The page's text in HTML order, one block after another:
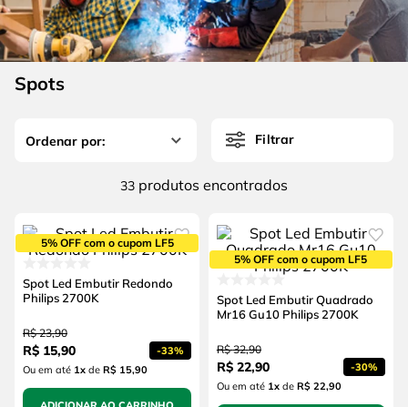
Spots
Filtrar
33 produtos
5% OFF com o cupom LF5
Spot Led Embutir Redondo
Philips 2700K
R$ 23,90
R$ 15,90 -33%
Ou em até 1xde R$ 15,90
5% OFF com o cupom LF5
Spot Led Embutir Quadrado
Mr16 Gu10 Philips 2700K
R$ 32,90
R$ 22,90 -30%
Ou em até 1xde R$ 22,90
6º fio
7º chave impacto
8º
serra copo
4 º escada
5º serra circular
º
disco corte